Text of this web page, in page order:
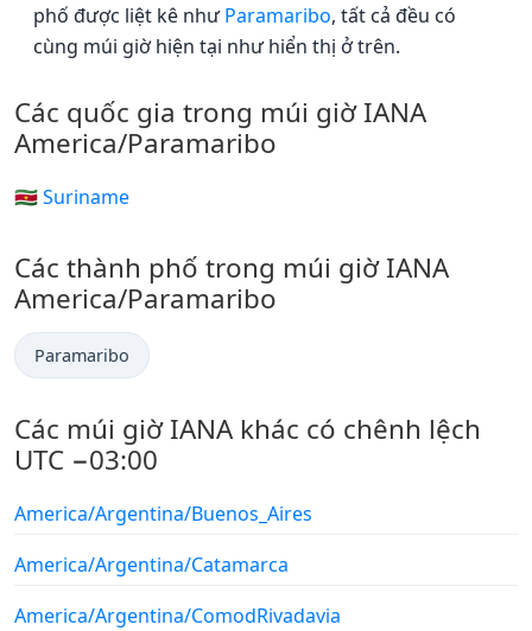
phố được liệt kê nhưParamaribo, tất cả đều có
cùng múi giờ hiện tại như hiển thị ở trên.
Các quốc gia trong múi giờ IANA
America/Paramaribo
🇸🇷 Suriname
Các thành phố trong múi giờ IANA
America/Paramaribo
Paramaribo
Các múi giờ IANA khác có chênh lệch
UTC −03:00
America/Argentina/Buenos_Aires
America/Argentina/Catamarca
America/Argentina/ComodRivadavia